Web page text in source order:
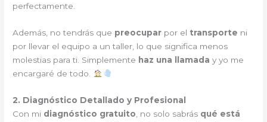
perfectamente.
Además, no tendrás que preocupar por el transporte ni
por llevar el equipo a un taller, lo que significa menos
molestias para ti. Simplemente haz una llamada y yo me
encargaré de todo.
2. Diagnóstico Detallado y Profesional
Con mi diagnóstico gratuito , no solo sabrás qué está